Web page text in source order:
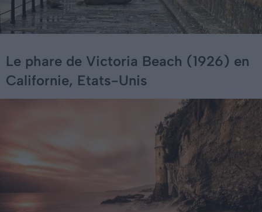
Le phare de Victoria Beach (1926) en
Californie, Etats-Unis